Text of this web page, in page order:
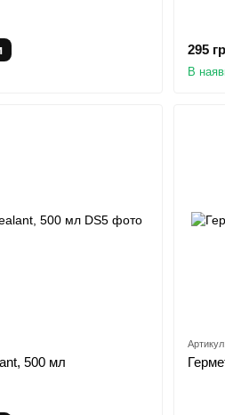
295
В
500 мл